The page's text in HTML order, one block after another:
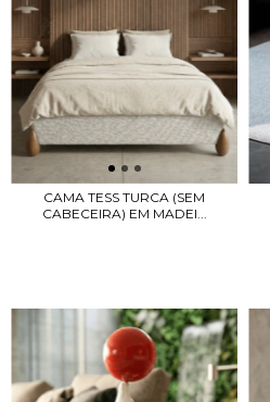
CAMA TESS TURCA (SEM
CABECEIRA) EM MADEI...